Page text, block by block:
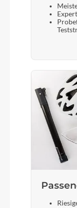
Machete